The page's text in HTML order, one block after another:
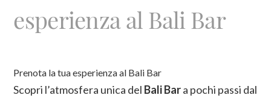
esperienza al Bali Bar
Prenota la tua esperienza al Bali Bar
Scopri l’atmosfera unica del Bali Bara pochi passi dal